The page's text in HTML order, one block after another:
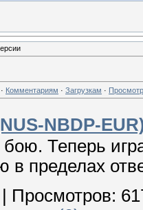
· Комментариям · Загрузкам ·
NBDP-
Теперь
пределах
Просмотров: